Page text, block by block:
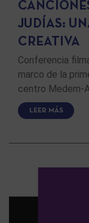
JUDÍAS:
CREATIVA
Conferencia
marco de la
centro Medem-
LEER MÁS